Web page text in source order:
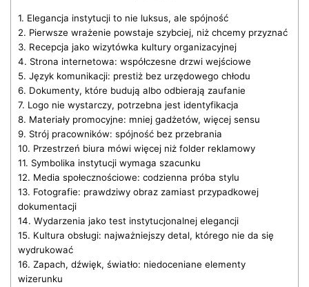
1. Elegancja instytucji to nie luksus, ale spójność
2. Pierwsze wrażenie powstaje szybciej, niż chcemy przyznać
3. Recepcja jako wizytówka kultury organizacyjnej
4. Strona internetowa: współczesne drzwi wejściowe
5. Język komunikacji: prestiż bez urzędowego chłodu
6. Dokumenty, które budują albo odbierają zaufanie
7. Logo nie wystarczy, potrzebna jest identyfikacja
8. Materiały promocyjne: mniej gadżetów, więcej sensu
9. Strój pracowników: spójność bez przebrania
10. Przestrzeń biura mówi więcej niż folder reklamowy
11. Symbolika instytucji wymaga szacunku
12. Media społecznościowe: codzienna próba stylu
13. Fotografie: prawdziwy obraz zamiast przypadkowej
dokumentacji
14. Wydarzenia jako test instytucjonalnej elegancji
15. Kultura obsługi: najważniejszy detal, którego nie da się
wydrukować
16. Zapach, dźwięk, światło: niedoceniane elementy
wizerunku